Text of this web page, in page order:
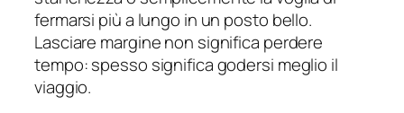
fermarsi più a lungo in un posto bello.
Lasciare margine non significa perdere
tempo: spesso significa godersi meglio il
viaggio.